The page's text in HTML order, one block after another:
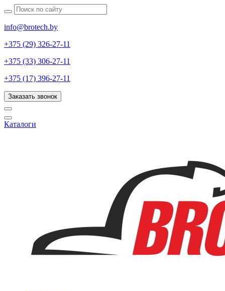
info@brotech.by
+375 (29) 326-27-11
+375 (33) 306-27-11
+375 (17) 396-27-11
Заказать звонок
Каталоги